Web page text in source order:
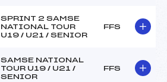
SPRINT 2 SAMSE
NATIONAL TOUR
U19 / U21 / SENIOR
FFS
SAMSE NATIONAL
TOUR U19 / U21 /
SENIOR
FFS